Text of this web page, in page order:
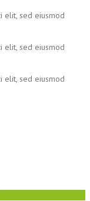
elit, sed eiusmod
elit, sed eiusmod
elit, sed eiusmod